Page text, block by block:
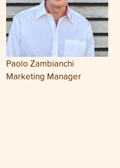
Paolo Zambianchi
Marketing Manager